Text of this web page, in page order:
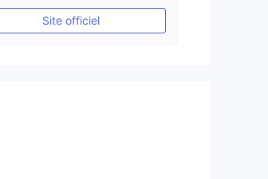
Etiquette principale MT4
Site officiel